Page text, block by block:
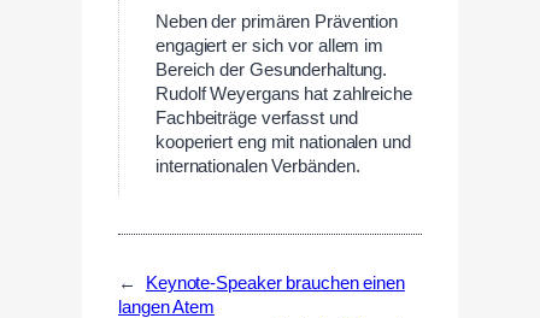
Neben der primären Prävention
engagiert er sich vor allem im
Bereich der Gesunderhaltung.
Rudolf Weyergans hat zahlreiche
Fachbeiträge verfasst und
kooperiert eng mit nationalen und
internationalen Verbänden.
←
Keynote-Speaker brauchen einen
langen Atem